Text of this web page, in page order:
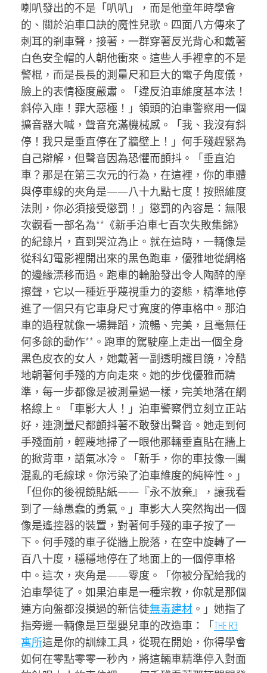
喇叭發出的不是「叭叭」，而是他童年時學會
的、關於泊車口訣的魔性兒歌。四面八方傳來了
刺耳的剎車聲，接著，一群穿著反光背心和戴著
白色安全帽的人朝他衝來。這些人手裡拿的不是
警棍，而是長長的測量尺和巨大的電子角度儀，
臉上的表情極度嚴肅。「違反泊車維度基本法！
斜停入庫！罪大惡極！」領頭的泊車警察用一個
擴音器大喊，聲音充滿機械感。「我、我沒有斜
停！我只是垂直停在了牆壁上！」何手殘趕緊為
自己辯解，但聲音因為恐懼而顫抖。「垂直泊
車？那是在第三次元的行為，在這裡，你的車體
與停車線的夾角是——八十九點七度！按照維度
法則，你必須接受懲罰！」懲罰的內容是：無限
次觀看一部名為**《新手泊車七百次失敗集錦》
的紀錄片，直到哭泣為止。就在這時，一輛像是
從科幻電影裡開出來的黑色跑車，優雅地從網格
的邊緣漂移而過。跑車的輪胎發出令人陶醉的摩
擦聲，它以一種近乎蔑視重力的姿態，精準地停
進了一個只有它車身尺寸寬度的停車格中。那泊
車的過程就像一場舞蹈，流暢、完美，且毫無任
何多餘的動作**。跑車的駕駛座上走出一個全身
黑色皮衣的女人，她戴著一副透明護目鏡，冷酷
地朝著何手殘的方向走來。她的步伐優雅而精
準，每一步都像是被測量過一樣，完美地落在網
格線上。「車影大人！」泊車警察們立刻立正站
好，連測量尺都顫抖著不敢發出聲音。她走到何
手殘面前，輕蔑地掃了一眼他那輛垂直貼在牆上
的掀背車，語氣冰冷。「新手，你的車技像一團
混亂的毛線球。你污染了泊車維度的純粹性。」
「但你的後視鏡貼紙——『永不放棄』，讓我看
到了一絲愚蠢的勇氣。」車影大人突然掏出一個
像是遙控器的裝置，對著何手殘的車子按了一
下。何手殘的車子從牆上脫落，在空中旋轉了一
百八十度，穩穩地停在了地面上的一個停車格
中。這次，夾角是——零度。「你被分配給我的
泊車學徒了。如果泊車是一種宗教，你就是那個
連方向盤都沒摸過的新信徒無毒建材 。」她指了
指旁邊一輛像是巨型嬰兒車的改造車：「THE R3
寓所這是你的訓練工具，從現在開始，你得學會
如何在零點零零一秒內，將這輛車精準停入對面